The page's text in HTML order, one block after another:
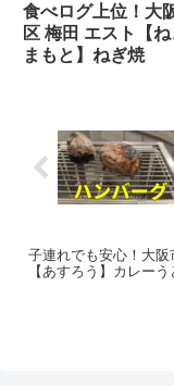
食べログ上位！大
区 梅田 エスト【
まもと】ねぎ焼
子連れでも安心！大阪
【あすろう】カレーう